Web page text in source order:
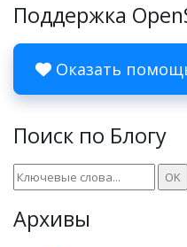
Поддержка
Оказать
Поиск по Блогу
Архивы